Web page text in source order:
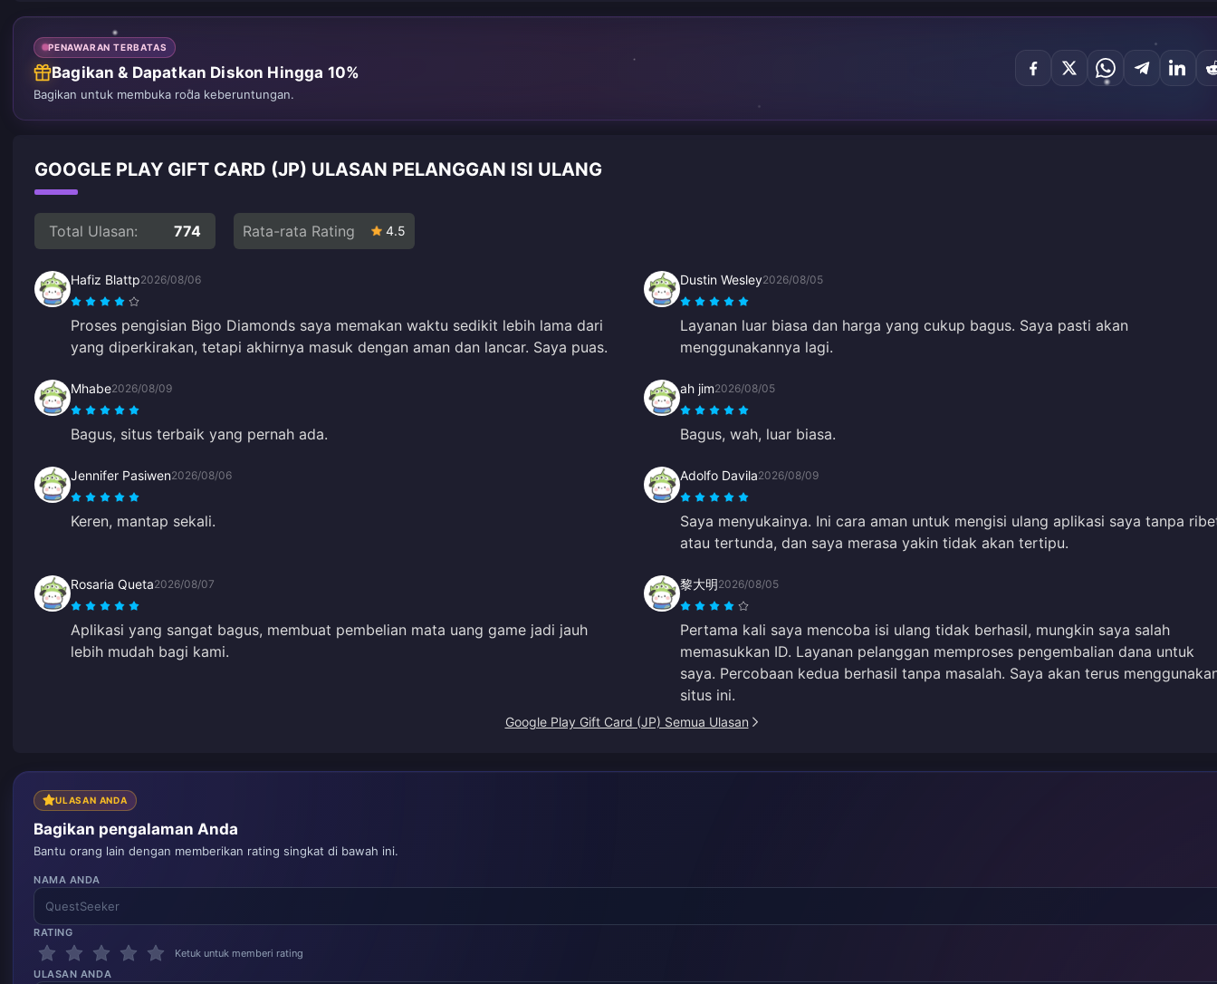
PENAWARAN TERBATAS
Bagikan & Dapatkan Diskon Hingga 10%
Bagikan untuk membuka roda keberuntungan.
GOOGLE PLAY GIFT CARD (JP) ULASAN PELANGGAN ISI ULANG
Total Ulasan: 774 Rata-rata Rating 4.5
Hafiz Blattp2026/08/06
Proses pengisian Bigo Diamonds saya memakan waktu sedikit lebih lama dari
yang diperkirakan, tetapi akhirnya masuk dengan aman dan lancar. Saya puas.
Dustin Wesley2026/08/05
Layanan luar biasa dan harga yang cukup bagus. Saya pasti akan
menggunakannya lagi.
Mhabe2026/08/09
Bagus, situs terbaik yang pernah ada.
ah jim2026/08/05
Bagus, wah, luar biasa.
Jennifer Pasiwen2026/08/06
Keren, mantap sekali.
Adolfo Davila2026/08/09
Saya menyukainya. Ini cara aman untuk mengisi ulang aplikasi saya tanpa
atau tertunda, dan saya merasa yakin tidak akan tertipu.
Rosaria Queta2026/08/07
Aplikasi yang sangat bagus, membuat pembelian mata uang game jadi jauh
lebih mudah bagi kami.
黎大明2026/08/05
Pertama kali saya mencoba isi ulang tidak berhasil, mungkin saya salah
memasukkan ID. Layanan pelanggan memproses pengembalian dana untuk
saya. Percobaan kedua berhasil tanpa masalah. Saya akan terus
situs ini.
Google Play Gift Card (JP) Semua Ulasan
ULASAN ANDA
Bagikan pengalaman Anda
Bantu orang lain dengan memberikan rating singkat di bawah ini.
NAMA ANDA
RATING
Ketuk untuk memberi rating
ULASAN ANDA